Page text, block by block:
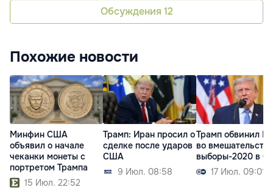
Обсуждения 12
Похожие новости
Минфин США
объявил о начале
чеканки монеты с
портретом Трампа
15 Июл. 22:52
Трамп: Иран просил о
сделке после ударов
США
9 Июл. 08:58
Трамп обвинил
во
выборы-2020 в
17 Июл. 09:01